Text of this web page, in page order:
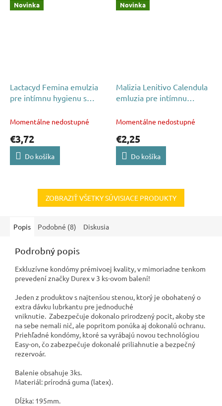
Novinka
Lactacyd Femina emulzia
pre intímnu hygienu s
Momentálne nedostupné
€3,72
Do košíka
Novinka
Malizia Lenitivo Calendula
emluzia pre intímnu
Momentálne nedostupné
€2,25
Do košíka
ZOBRAZIŤ VŠETKY SÚVISIACE PRODUKTY
Popis Podobné (8) Diskusia
Podrobný popis
Exkluzívne kondómy prémivoej kvality, v mimoriadne tenkom
prevedení značky Durex v 3 ks-ovom balení!
Jeden z produktov s najtenšou stenou, ktorý je obohatený o
extra dávku lubrkantu pre jednoduché
vniknutie. Zabezpečuje dokonalo prirodzený pocit, akoby ste
na sebe nemali nič, ale popritom ponúka aj dokonalú ochranu.
Priehľadné kondómy, ktoré sa vyrábajú novou technológiou
Easy-on, čo zabezpečuje dokonalé priliahnutie a bezpečný
rezervoár.
Balenie obsahuje 3ks.
Materiál: prírodná guma (latex).
Dĺžka: 195mm.